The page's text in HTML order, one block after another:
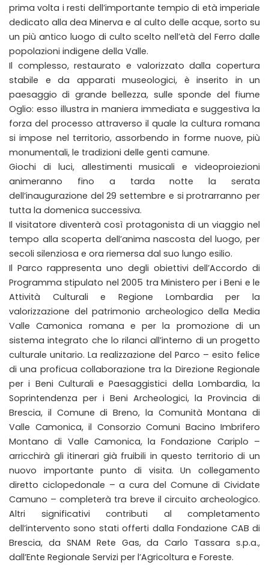
prima volta i resti dell’importante tempio di età imperiale
dedicato alla dea Minerva e al culto delle acque, sorto su
un più antico luogo di culto scelto nell’età del Ferro dalle
popolazioni indigene della Valle.
Il complesso, restaurato e valorizzato dalla copertura
stabile e da apparati museologici, è inserito in un
paesaggio di grande bellezza, sulle sponde del fiume
Oglio: esso illustra in maniera immediata e suggestiva la
forza del processo attraverso il quale la cultura romana
si impose nel territorio, assorbendo in forme nuove, più
monumentali, le tradizioni delle genti camune.
Giochi di luci, allestimenti musicali e videoproiezioni
animeranno fino a tarda notte la serata
dell’inaugurazione del 29 settembre e si protrarranno per
tutta la domenica successiva.
Il visitatore diventerà così protagonista di un viaggio nel
tempo alla scoperta dell’anima nascosta del luogo, per
secoli silenziosa e ora riemersa dal suo lungo esilio.
Il Parco rappresenta uno degli obiettivi dell’Accordo di
Programma stipulato nel 2005 tra Ministero per i Beni e le
Attività Culturali e Regione Lombardia per la
valorizzazione del patrimonio archeologico della Media
Valle Camonica romana e per la promozione di un
sistema integrato che lo rilanci all’interno di un progetto
culturale unitario. La realizzazione del Parco – esito felice
di una proficua collaborazione tra la Direzione Regionale
per i Beni Culturali e Paesaggistici della Lombardia, la
Soprintendenza per i Beni Archeologici, la Provincia di
Brescia, il Comune di Breno, la Comunità Montana di
Valle Camonica, il Consorzio Comuni Bacino Imbrifero
Montano di Valle Camonica, la Fondazione Cariplo –
arricchirà gli itinerari già fruibili in questo territorio di un
nuovo importante punto di visita. Un collegamento
diretto ciclopedonale – a cura del Comune di Cividate
Camuno – completerà tra breve il circuito archeologico.
Altri significativi contributi al completamento
dell’intervento sono stati offerti dalla Fondazione CAB di
Brescia, da SNAM Rete Gas, da Carlo Tassara s.p.a.,
dall’Ente Regionale Servizi per l’Agricoltura e Foreste.